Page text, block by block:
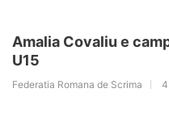
Amalia Covaliu e
U15
Federatia Romana de Scrima